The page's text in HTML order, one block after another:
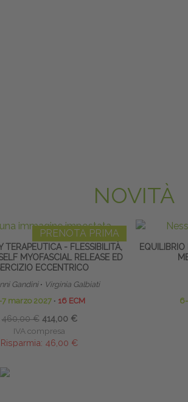
NOVITÀ
PRENOTA PRIMA
TERAPEUTICA - FLESSIBILITÀ,
MYOFASCIAL RELEASE ED
ECCENTRICO
Gandini ∙ Virginia Galbiati
marzo 2027 ∙ 16 ECM
460,00 € 414,00 €
IVA compresa
Risparmia: 46,00 €
entro il 06/01/2027